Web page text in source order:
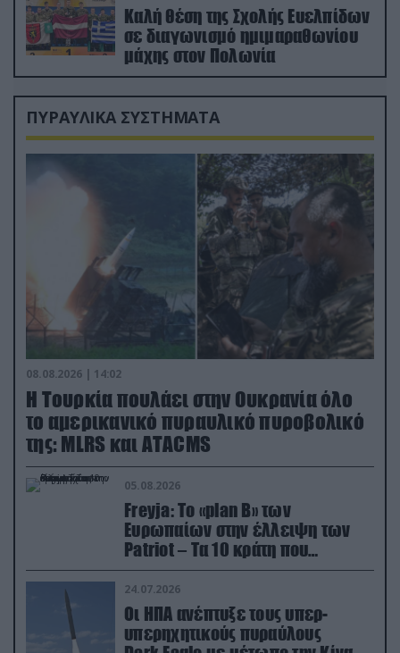
Καλή θέση της Σχολής Ευελπίδων
σε διαγωνισμό ημιμαραθωνίου
μάχης στον Πολωνία
ΠΥΡΑΥΛΙΚΑ ΣΥΣΤΗΜΑΤΑ
08.08.2026 | 14:02
Η Τουρκία πουλάει στην Ουκρανία όλο
το αμερικανικό πυραυλικό πυροβολικό
της: MLRS και ΑΤΑCMS
05.08.2026
Freyja: Το «plan Β» των
Ευρωπαίων στην έλλειψη των
Patriot – Τα 10 κράτη που
συμμετέχουν στο δίκτυο
συνεργασίας
24.07.2026
Οι ΗΠΑ ανέπτυξε τους υπερ-
υπερηχητικούς πυραύλους